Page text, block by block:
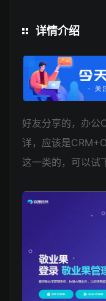
详情介绍
好友分享的，办公
详，应该是
这一类的，可以试